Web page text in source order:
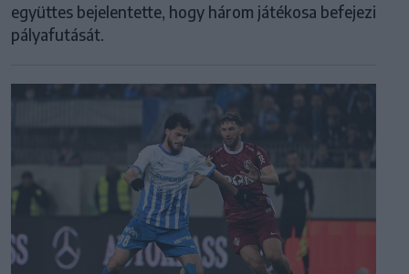
együttes bejelentette, hogy három játékosa befejezi
pályafutását.